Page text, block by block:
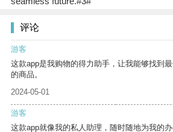
评论
游客
这款app是我购物的得力助手，让我能够找到
的商品。
2024-05-01
游客
这款app就像我的私人助理，随时随地为我的